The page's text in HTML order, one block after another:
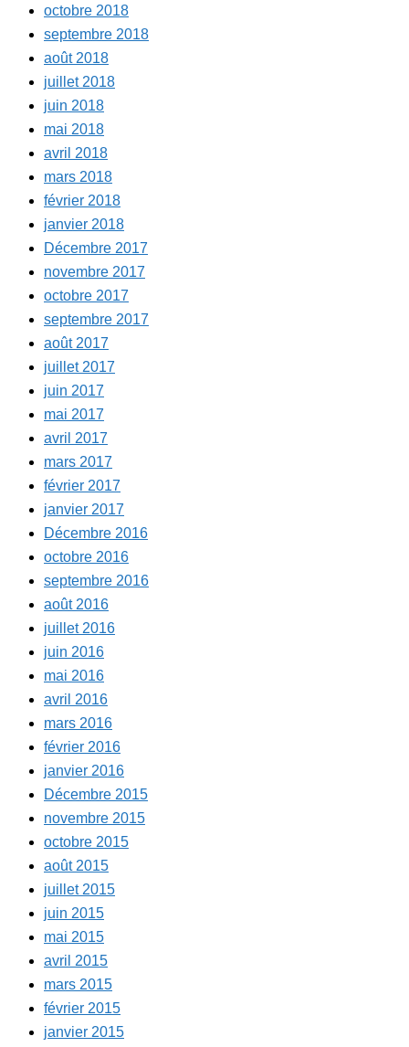
octobre 2018
septembre 2018
août 2018
juillet 2018
juin 2018
mai 2018
avril 2018
mars 2018
février 2018
janvier 2018
Décembre 2017
novembre 2017
octobre 2017
septembre 2017
août 2017
juillet 2017
juin 2017
mai 2017
avril 2017
mars 2017
février 2017
janvier 2017
Décembre 2016
octobre 2016
septembre 2016
août 2016
juillet 2016
juin 2016
mai 2016
avril 2016
mars 2016
février 2016
janvier 2016
Décembre 2015
novembre 2015
octobre 2015
août 2015
juillet 2015
juin 2015
mai 2015
avril 2015
mars 2015
février 2015
janvier 2015